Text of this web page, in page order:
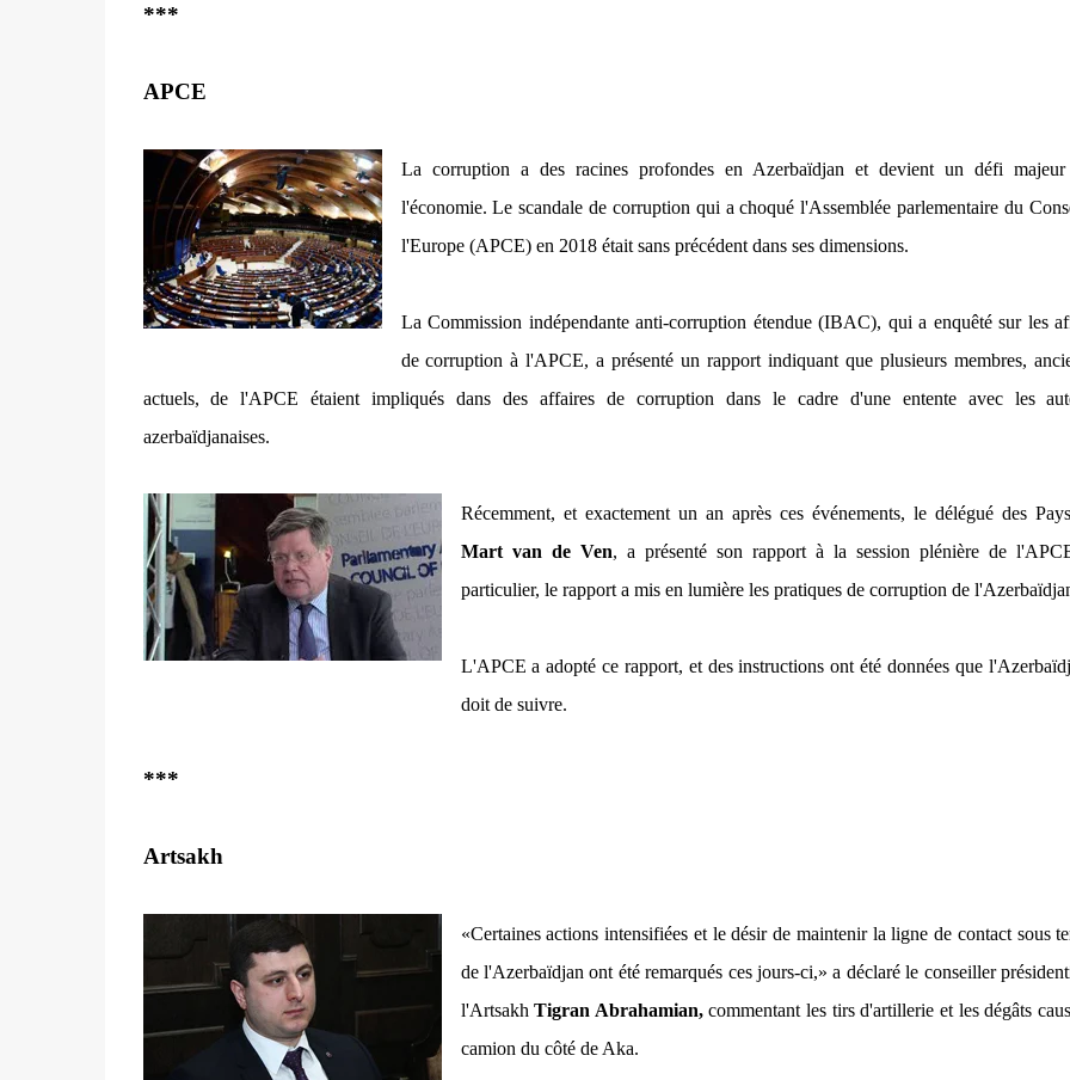
***
APCE
La corruption a des racines profondes en Azerbaïdjan et devient un défi
l'économie. Le scandale de corruption qui a choqué l'Assemblée parlementaire du
l'Europe (APCE) en 2018 était sans précédent dans ses dimensions.
La Commission indépendante anti-corruption étendue (IBAC), qui a enquêté sur les
de corruption à l'APCE, a présenté un rapport indiquant que plusieurs membres,
actuels, de l'APCE étaient impliqués dans des affaires de corruption dans le cadre d'une entente avec les
azerbaïdjanaises.
Récemment, et exactement un an après ces événements, le délégué des
Mart van de Ven, a présenté son rapport à la session plénière de
particulier, le rapport a mis en lumière les pratiques de corruption de
L'APCE a adopté ce rapport, et des instructions ont été données que
doit de suivre.
***
Artsakh
«Certaines actions intensifiées et le désir de maintenir la ligne de contact sous
de l'Azerbaïdjan ont été remarqués ces jours-ci,» a déclaré le conseiller
l'ArtsakhTigran Abrahamian,commentant les tirs d'artillerie et les dégâts
camion du côté de Aka.